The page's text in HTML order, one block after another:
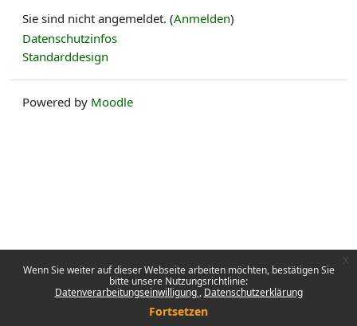
Wenn Sie weiter auf dieser Webseite arbeiten möchten, bestätigen Sie
bitte unsere Nutzungsrichtlinie:
Datenverarbeitungseinwilligung Datenschutzerklärung
Fortsetzen
Sie sind nicht angemeldet. (Anmelden)
Datenschutzinfos
Standarddesign
Powered by Moodle